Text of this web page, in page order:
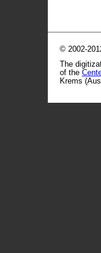
© 2002-
The
of the
Krems